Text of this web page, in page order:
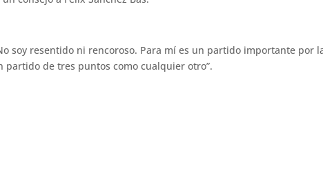
soy resentido ni rencoroso. Para mí es un partido importante por
partido de tres puntos como cualquier otro”.